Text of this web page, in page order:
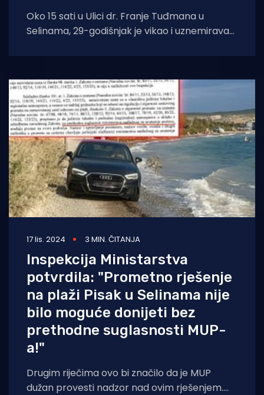
Oko 15 sati u Ulici dr. Franje Tuđmana u
Selinama, 29-godišnjak je vikao i uznemiravao
17 lis. 2024 3 MIN. ČITANJA
Inspekcija Ministarstva
potvrdila: "Prometno rješenje
na plaži Pisak u Selinama nije
bilo moguće donijeti bez
prethodne suglasnosti MUP-
a!"
Drugim riječima ovo bi značilo da je MUP
dužan provesti nadzor nad ovim rješenjem.